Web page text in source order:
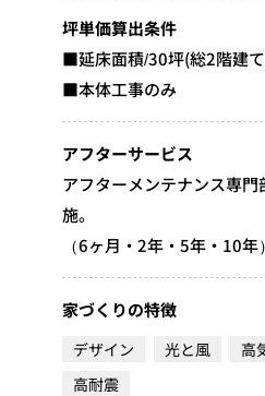
坪単価算出条件
■延床面積/30坪(総2階建
■本体工事のみ
アフターサービス
アフターメンテナンス専
施。
（6ヶ月・2年・5年・10年
家づくりの特徴
デザイン 光と風
高
高耐震